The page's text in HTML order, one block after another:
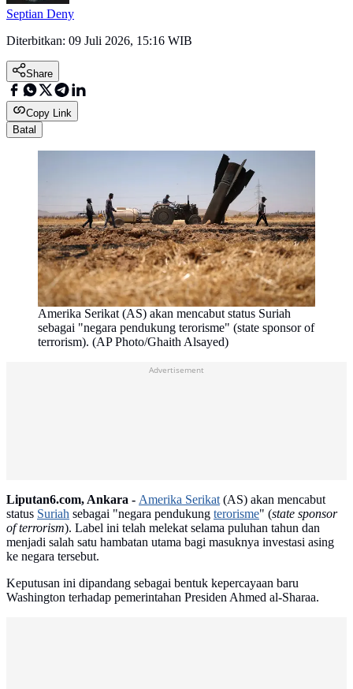
Septian Deny
Diterbitkan: 09 Juli 2026, 15:16 WIB
Share
Copy Link
Batal
Amerika Serikat (AS) akan mencabut status Suriah
sebagai "negara pendukung terorisme" (state sponsor of
terrorism). (AP Photo/Ghaith Alsayed)
Advertisement
Liputan6.com, Ankara - Amerika Serikat(AS) akan mencabut
status Suriah sebagai "negara pendukung terorisme" (state sponsor
of terrorism). Label ini telah melekat selama puluhan tahun dan
menjadi salah satu hambatan utama bagi masuknya investasi asing
ke negara tersebut.
Keputusan ini dipandang sebagai bentuk kepercayaan baru
Washington terhadap pemerintahan Presiden Ahmed al-Sharaa.